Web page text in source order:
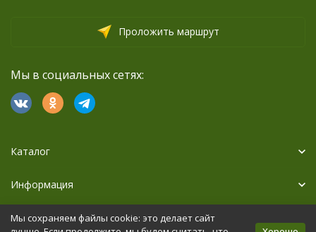
Проложить маршрут
Мы в социальных сетях:
Каталог
Информация
Дополнительно
Мы сохраняем файлы cookie: это делает сайт